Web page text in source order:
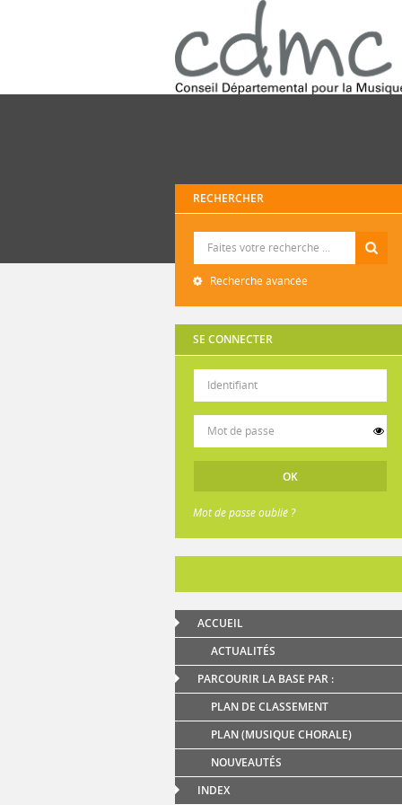
RECHERCHER
Recherche avancée
SE CONNECTER
Mot de passe oublié ?
ACCUEIL
ACTUALITÉS
PARCOURIR LA BASE PAR :
PLAN DE CLASSEMENT
PLAN (MUSIQUE CHORALE)
NOUVEAUTÉS
INDEX